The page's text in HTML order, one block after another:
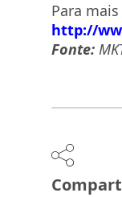
Para
http://
Fonte: